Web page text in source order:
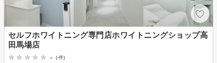
セルフホワイトニング専門店ホワイトニングショップ高
田馬場店
-
(-件)